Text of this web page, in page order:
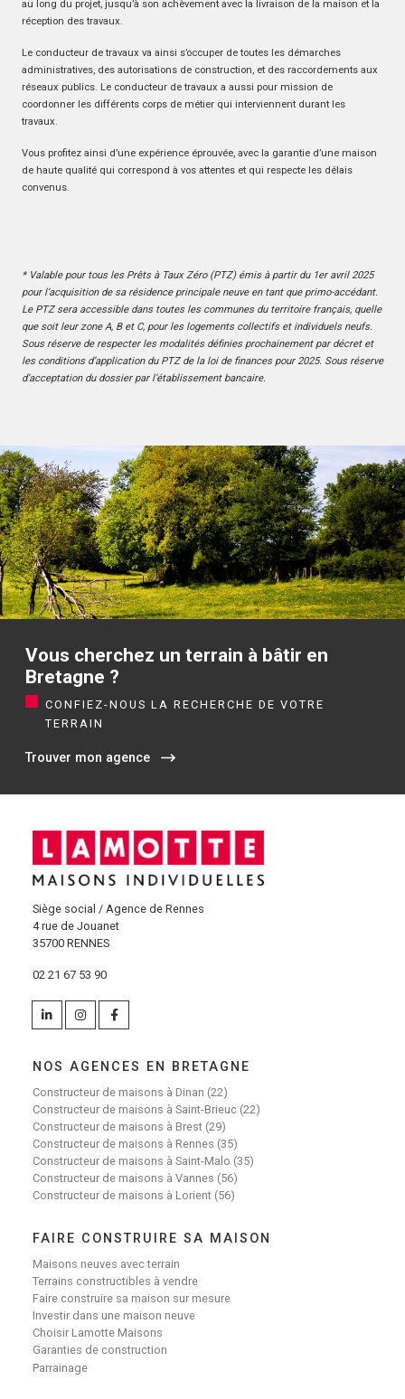
au long du projet, jusqu’à son achèvement avec la livraison de la maison et la
réception des travaux.
Le conducteur de travaux va ainsi s’occuper de toutes les démarches
administratives, des autorisations de construction, et des raccordements aux
réseaux publics. Le conducteur de travaux a aussi pour mission de
coordonner les différents corps de métier qui interviennent durant les
travaux.
Vous profitez ainsi d’une expérience éprouvée, avec la garantie d’une maison
de haute qualité qui correspond à vos attentes et qui respecte les délais
convenus.
* Valable pour tous les Prêts à Taux Zéro (PTZ) émis à partir du 1er avril 2025
pour l’acquisition de sa résidence principale neuve en tant que primo-accédant.
Le PTZ sera accessible dans toutes les communes du territoire français, quelle
que soit leur zone A, B et C, pour les logements collectifs et individuels neufs.
Sous réserve de respecter les modalités définies prochainement par décret et
les conditions d’application du PTZ de la loi de finances pour 2025. Sous réserve
d’acceptation du dossier par l’établissement bancaire.
Vous cherchez un terrain à bâtir en
Bretagne ?
CONFIEZ-NOUS LA RECHERCHE DE VOTRE
TERRAIN
Trouver mon agence
Siège social / Agence de Rennes
4 rue de Jouanet
35700 RENNES
02 21 67 53 90
NOS AGENCES EN BRETAGNE
Constructeur de maisons à Dinan (22)
Constructeur de maisons à Saint-Brieuc (22)
Constructeur de maisons à Brest (29)
Constructeur de maisons à Rennes (35)
Constructeur de maisons à Saint-Malo (35)
Constructeur de maisons à Vannes (56)
Constructeur de maisons à Lorient (56)
FAIRE CONSTRUIRE SA MAISON
Maisons neuves avec terrain
Terrains constructibles à vendre
Faire construire sa maison sur mesure
Investir dans une maison neuve
Choisir Lamotte Maisons
Garanties de construction
Parrainage